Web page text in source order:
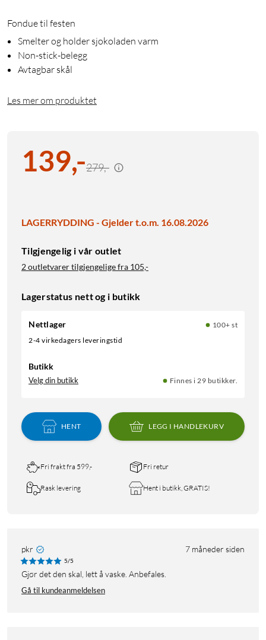
Fondue til festen
Smelter og holder sjokoladen varm
Non-stick-belegg
Avtagbar skål
Les mer om produktet
139,-279,-
LAGERRYDDING - Gjelder t.o.m. 16.08.2026
Tilgjengelig i vår outlet
2 outletvarer tilgjengelige fra 105,-
Lagerstatus nett og i butikk
Nettlager
100+ st
2-4 virkedagers leveringstid
Butikk
Velg din butikk Finnes i 29 butikker.
HENT LEGG I HANDLEKURV
Fri frakt fra 599,- Fri retur
Rask levering Hent i butikk, GRATIS!
pkr 7 måneder siden
5/5
Gjør det den skal, lett å vaske. Anbefales.
Gå til kundeanmeldelsen